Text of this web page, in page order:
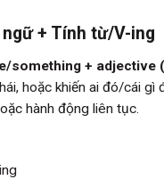
+ Tính từ/V-ing
something + adjective
hoặc khiến ai đó/cái gì
hành động liên tục.